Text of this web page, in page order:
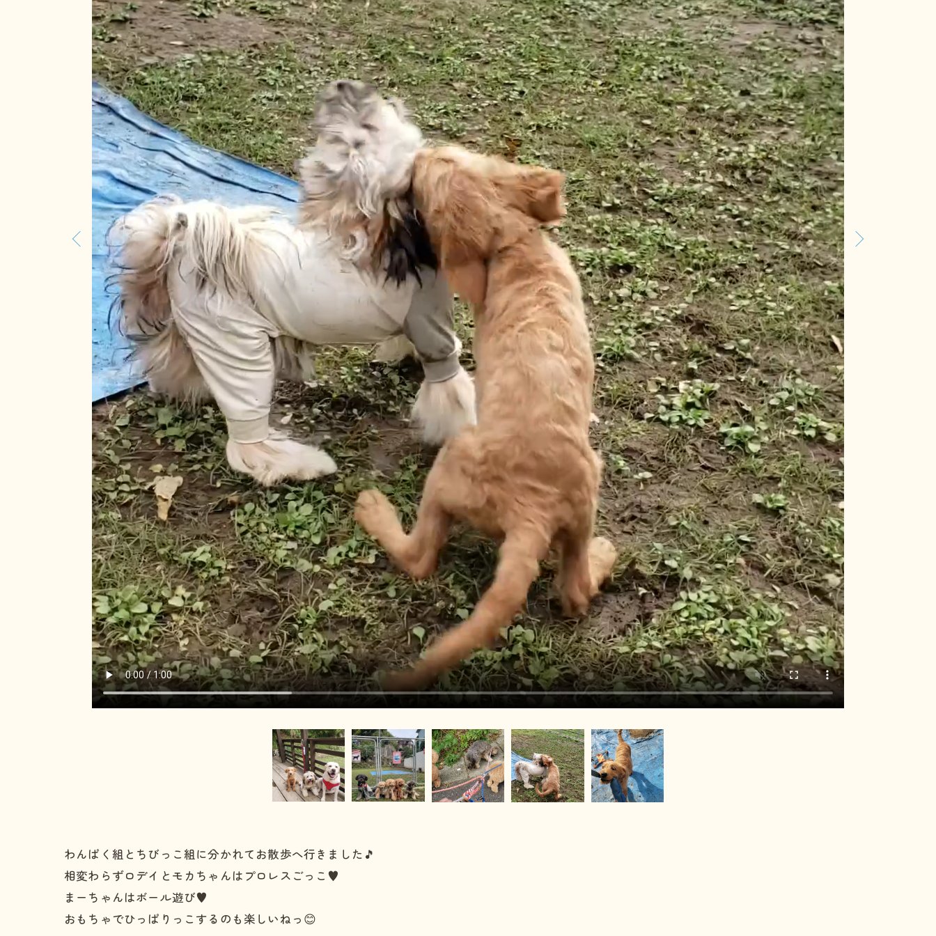
わんぱく組とちびっこ組に分かれてお散歩へ行きました🎵
相変わらずロデイとモカちゃんはプロレスごっこ♥️
まーちゃんはボール遊び♥️
おもちゃでひっぱりっこするのも楽しいねっ😊